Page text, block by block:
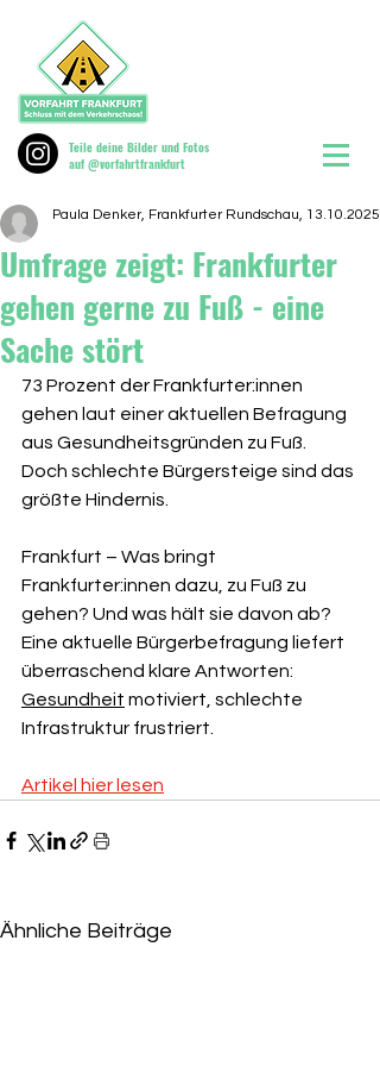
Teile deine Bilder und Fotos
auf @vorfahrtfrankfurt
Umfrage zeigt: Frankfurter
gehen gerne zu Fuß - eine
Sache stört
Paula Denker, Frankfurter Rundschau, 13.10.2025
73 Prozent der Frankfurter:innen
gehen laut einer aktuellen Befragung
aus Gesundheitsgründen zu Fuß.
Doch schlechte Bürgersteige sind das
größte Hindernis.
Frankfurt – Was bringt
Frankfurter:innen dazu, zu Fuß zu
gehen? Und was hält sie davon ab?
Eine aktuelle Bürgerbefragung liefert
überraschend klare Antworten:
Gesundheit motiviert, schlechte
Infrastruktur frustriert.
Artikel hier lesen
Ähnliche Beiträge